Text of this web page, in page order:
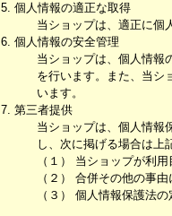
5. 個人情報の適正な取得
当ショップは、適正に個
6. 個人情報の安全管理
当ショップは、個人情報
を行います。また、当シ
います。
7. 第三者提供
当ショップは、個人情報
し、次に掲げる場合は上
（１） 当ショップが利
（２） 合併その他の事
（３） 個人情報保護法